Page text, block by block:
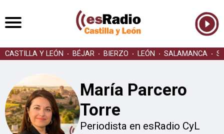
CASTILLA Y LEÓN BÉJAR BIERZO LEÓN SALAMANCA
María Parcero
Torre
Periodista en esRadio CyL